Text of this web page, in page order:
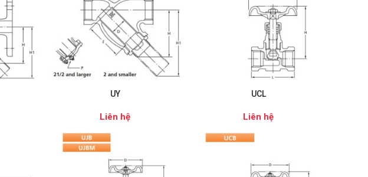
UY
Liên hệ
UCL
Liên hệ